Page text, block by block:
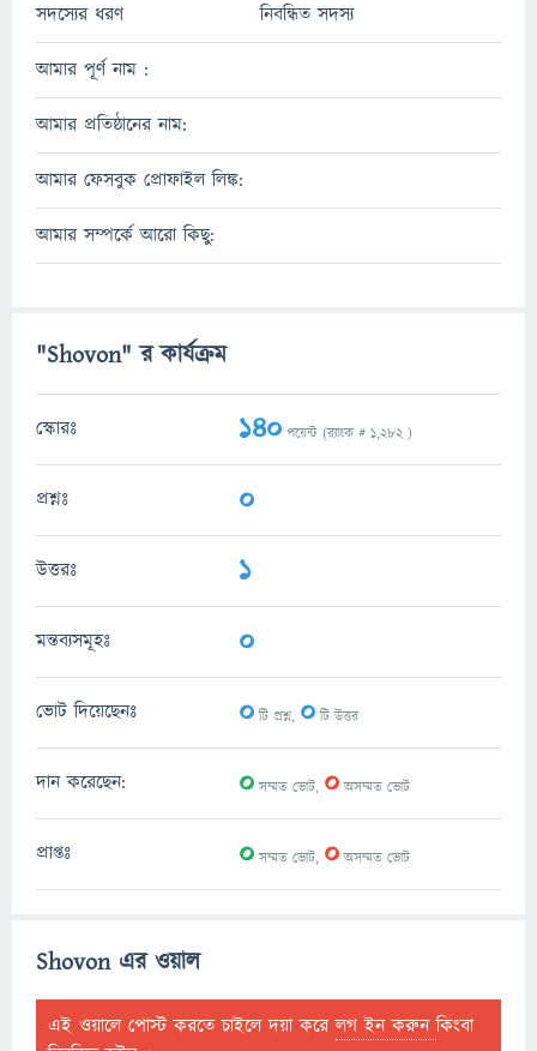
সদস্যের ধরণ নিবন্ধিত সদস্য
আমার পূর্ণ নাম :
আমার প্রতিষ্ঠানের নাম:
আমার ফেসবুক প্রোফাইল লিঙ্ক:
আমার সম্পর্কে আরো কিছু:
"Shovon" র কার্যক্রম
স্কোরঃ 140 পয়েন্ট (র‌্যাংক # 1,282)
প্রশ্নঃ 0
উত্তরঃ 1
মন্তব্যসমূহঃ 0
ভোট দিয়েছেনঃ 0টি প্রশ্ন, 0টি উত্তর
দান করেছেন: 0সম্মত ভোট, 0অসম্মত ভোট
প্রাপ্তঃ 0সম্মত ভোট, 0অসম্মত ভোট
Shovon এর ওয়াল
এই ওয়ালে পোস্ট করতে চাইলে দয়া করেলগ ইন করুনকিংবা